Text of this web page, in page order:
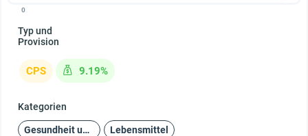
0
Typ und
Provision
CPS 9.19%
Kategorien
Gesundheit und Schönheit Lebensmittel